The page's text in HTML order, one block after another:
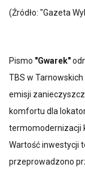
(Źródło: "Gazeta
Pismo "Gwarek"
TBS w
emisji
komfortu dla
termomodernizacji
Wartość inwestycji
przeprowadzono